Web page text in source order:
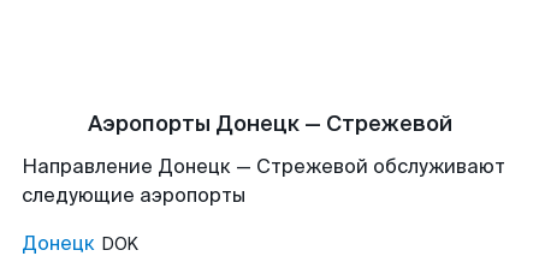
Аэропорты Донецк — Стрежевой
Направление Донецк — Стрежевой обслуживают
следующие аэропорты
Донецк DOK